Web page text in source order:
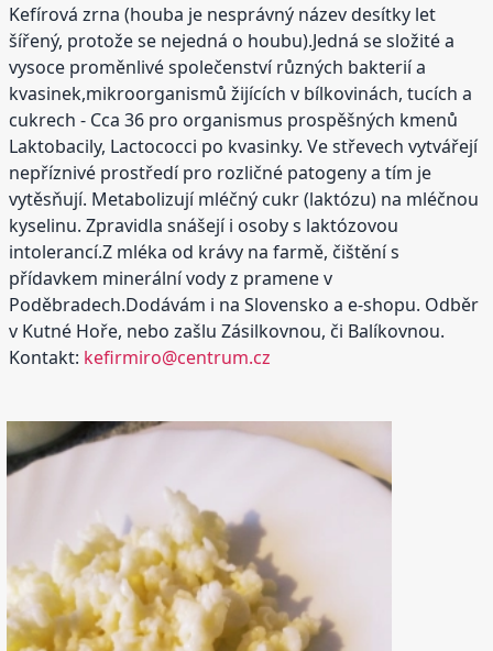
Kefírová zrna (houba je nesprávný název desítky let
šířený, protože se nejedná o houbu).Jedná se složité a
vysoce proměnlivé společenství různých bakterií a
kvasinek,mikroorganismů žijících v bílkovinách, tucích a
cukrech - Cca 36 pro organismus prospěšných kmenů
Laktobacily, Lactococci po kvasinky. Ve střevech vytvářejí
nepříznivé prostředí pro rozličné patogeny a tím je
vytěsňují. Metabolizují mléčný cukr (laktózu) na mléčnou
kyselinu. Zpravidla snášejí i osoby s laktózovou
intolerancí.Z mléka od krávy na farmě, čištění s
přídavkem minerální vody z pramene v
Poděbradech.Dodávám i na Slovensko a e-shopu. Odběr
v Kutné Hoře, nebo zašlu Zásilkovnou, či Balíkovnou.
Kontakt: kefirmiro@centrum.cz